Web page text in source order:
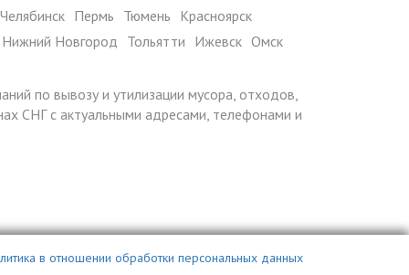
Челябинск Пермь Тюмень Красноярск
Нижний Новгород Тольятти Ижевск Омск
по вывозу и утилизации мусора, отходов,
СНГ с актуальными адресами, телефонами и
в отношении обработки персональных данных